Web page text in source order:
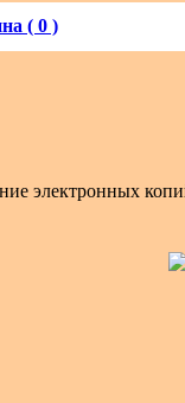
( 0 )
электронных